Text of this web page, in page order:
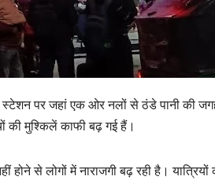
पर जहां एक ओर नलों से ठंडे पानी की
की मुश्किलें काफी बढ़ गई हैं।
से लोगों में नाराजगी बढ़ रही है।